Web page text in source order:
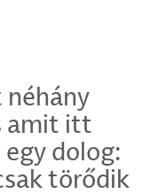
néhány
amit itt
dolog:
törődik